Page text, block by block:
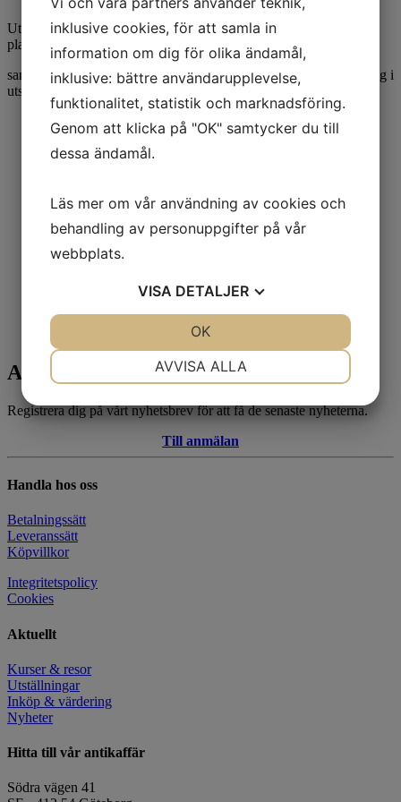
Utställningen avslutas söndag 6 september, då AntikWest finns på
plats och kan leverera reserverade föremål
samt presenterar utställningens objekt till intresserade. Miniföredrag i
utställningsmontern kl 14 och kl 15 .
Anmäl dig till vårt nyhetsbrev!
Registrera dig på vårt nyhetsbrev för att få de senaste nyheterna.
Till anmälan
Handla hos oss
Betalningssätt
Leveranssätt
Köpvillkor
Integritetspolicy
Cookies
Aktuellt
Kurser & resor
Utställningar
Inköp & värdering
Nyheter
Hitta till vår antikaffär
Södra vägen 41
inklusive cookies, för att samla in
information om dig för olika ändamål,
inklusive: bättre användarupplevelse,
funktionalitet, statistik och marknadsföring.
Genom att klicka på "OK" samtycker du till
dessa ändamål.
Läs mer om vår användning av cookies och
behandling av personuppgifter på vår
webbplats.
VISA DETALJER
MARKNADSFÖRING
AVVISA ALLA
OK